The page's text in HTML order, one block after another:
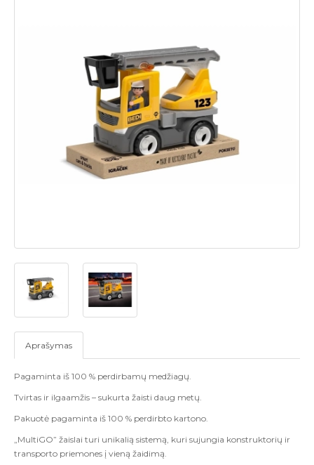
Aprašymas
Pagaminta iš 100 % perdirbamų medžiagų.
Tvirtas ir ilgaamžis – sukurta žaisti daug metų.
Pakuotė pagaminta iš 100 % perdirbto kartono.
„MultiGO” žaislai turi unikalią sistemą, kuri sujungia konstruktorių ir
transporto priemones į vieną žaidimą.